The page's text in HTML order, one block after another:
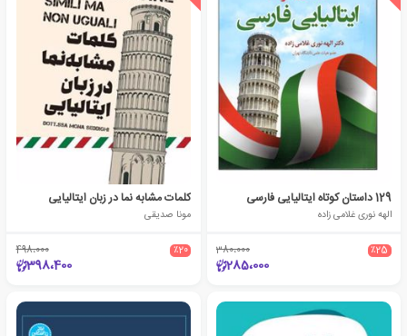
129 داستان کوتاه ایتالیایی فارسی
الهه نوری غلامی زاده
٪25 380،000
285،000
کلمات مشابه نما در زبان ایتالیایی
مونا صدیقی
٪20 498،000
398،400